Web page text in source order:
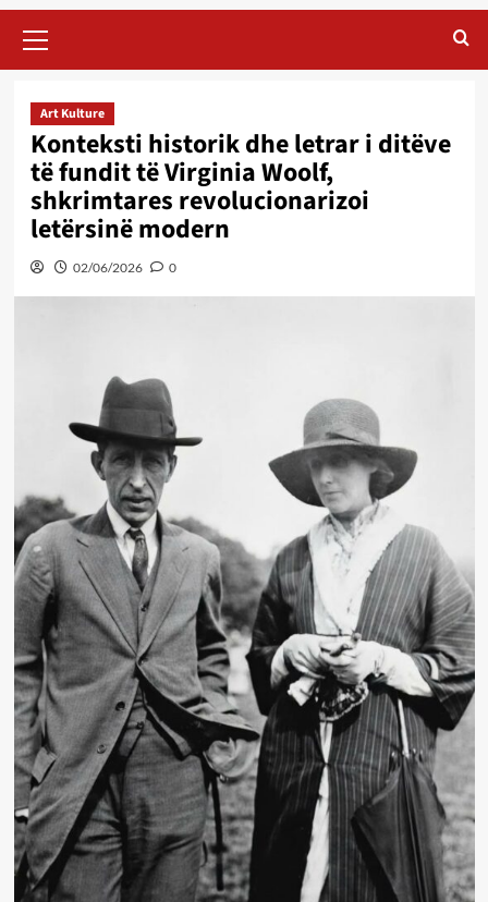
Menu
Art Kulture
Konteksti historik dhe letrar i ditëve
të fundit të Virginia Woolf,
shkrimtares revolucionarizoi
letërsinë modern
02/06/2026 0